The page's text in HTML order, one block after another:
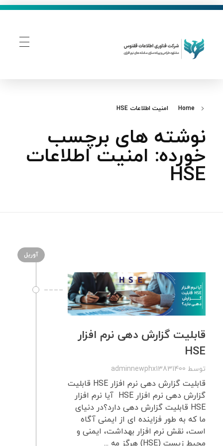
Home امنیت اطلاعات HSE
نوشته های برچسب
خورده: امنیت اطلاعات
HSE
آوریل
قابلیت گزارش ‌دهی نرم ‌افزار
HSE
توسط adminnewphx13831400
قابلیت گزارش ‌دهی نرم ‌افزار HSE قابلیت
گزارش ‌دهی نرم ‌افزار HSE آیا نرم افزار
HSE قابلیت گزارش دهی دارد؟در دنیای
ما که به طور فزاینده ای از ایمنی آگاه
است، نقش نرم افزار بهداشت، ایمنی و
محیط زیست (HSE) هرگز مه ...